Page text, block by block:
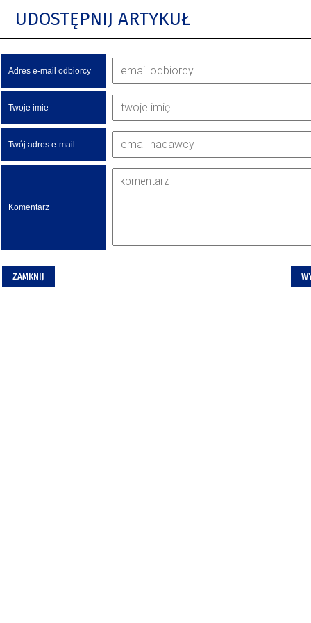
UDOSTĘPNIJ ARTYKUŁ
Adres e-mail odbiorcy
Twoje imie
Twój adres e-mail
Komentarz